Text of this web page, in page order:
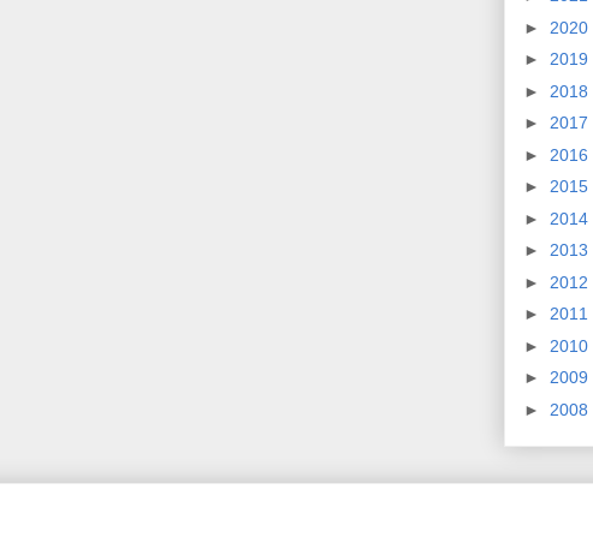
► 2020
► 2019
► 2018
► 2017
► 2016
► 2015
► 2014
► 2013
► 2012
► 2011
► 2010
► 2009
► 2008